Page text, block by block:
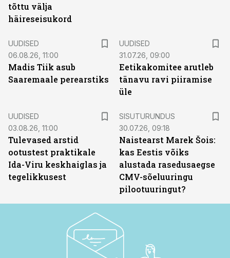
tõttu välja
häireseisukord
UUDISED
06.08.26, 11:00
Madis Tiik asub
Saaremaale perearstiks
UUDISED
31.07.26, 09:00
Eetikakomitee arutleb
tänavu ravi piiramise
üle
UUDISED
03.08.26, 11:00
Tulevased arstid
ootustest praktikale
Ida-Viru keskhaiglas ja
tegelikkusest
SISUTURUNDUS
30.07.26, 09:18
Naistearst Marek Šois:
kas Eestis võiks
alustada rasedusaegse
CMV-sõeluuringu
pilootuuringut?